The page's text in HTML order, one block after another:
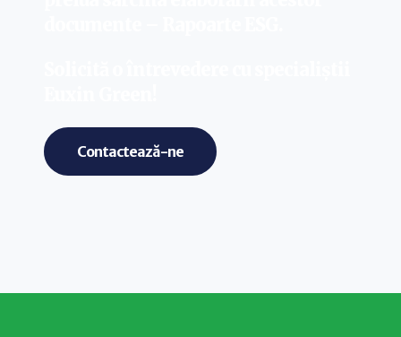
Contactează-ne